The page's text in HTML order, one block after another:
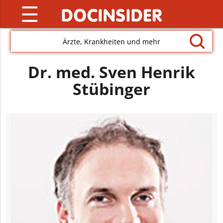
☰
Ärzte, Krankheiten und mehr
Dr. med. Sven Henrik
Stübinger